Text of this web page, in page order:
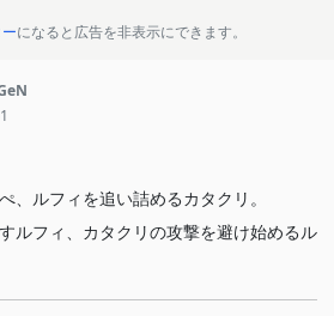
になると広告を非表示にできます。
、ルフィを追い詰めるカタクリ。
ルフィ、カタクリの攻撃を避け始めるル